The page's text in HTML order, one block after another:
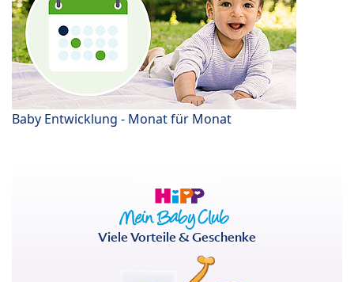
Baby Entwicklung - Monat für Monat
Viele Vorteile & Geschenke